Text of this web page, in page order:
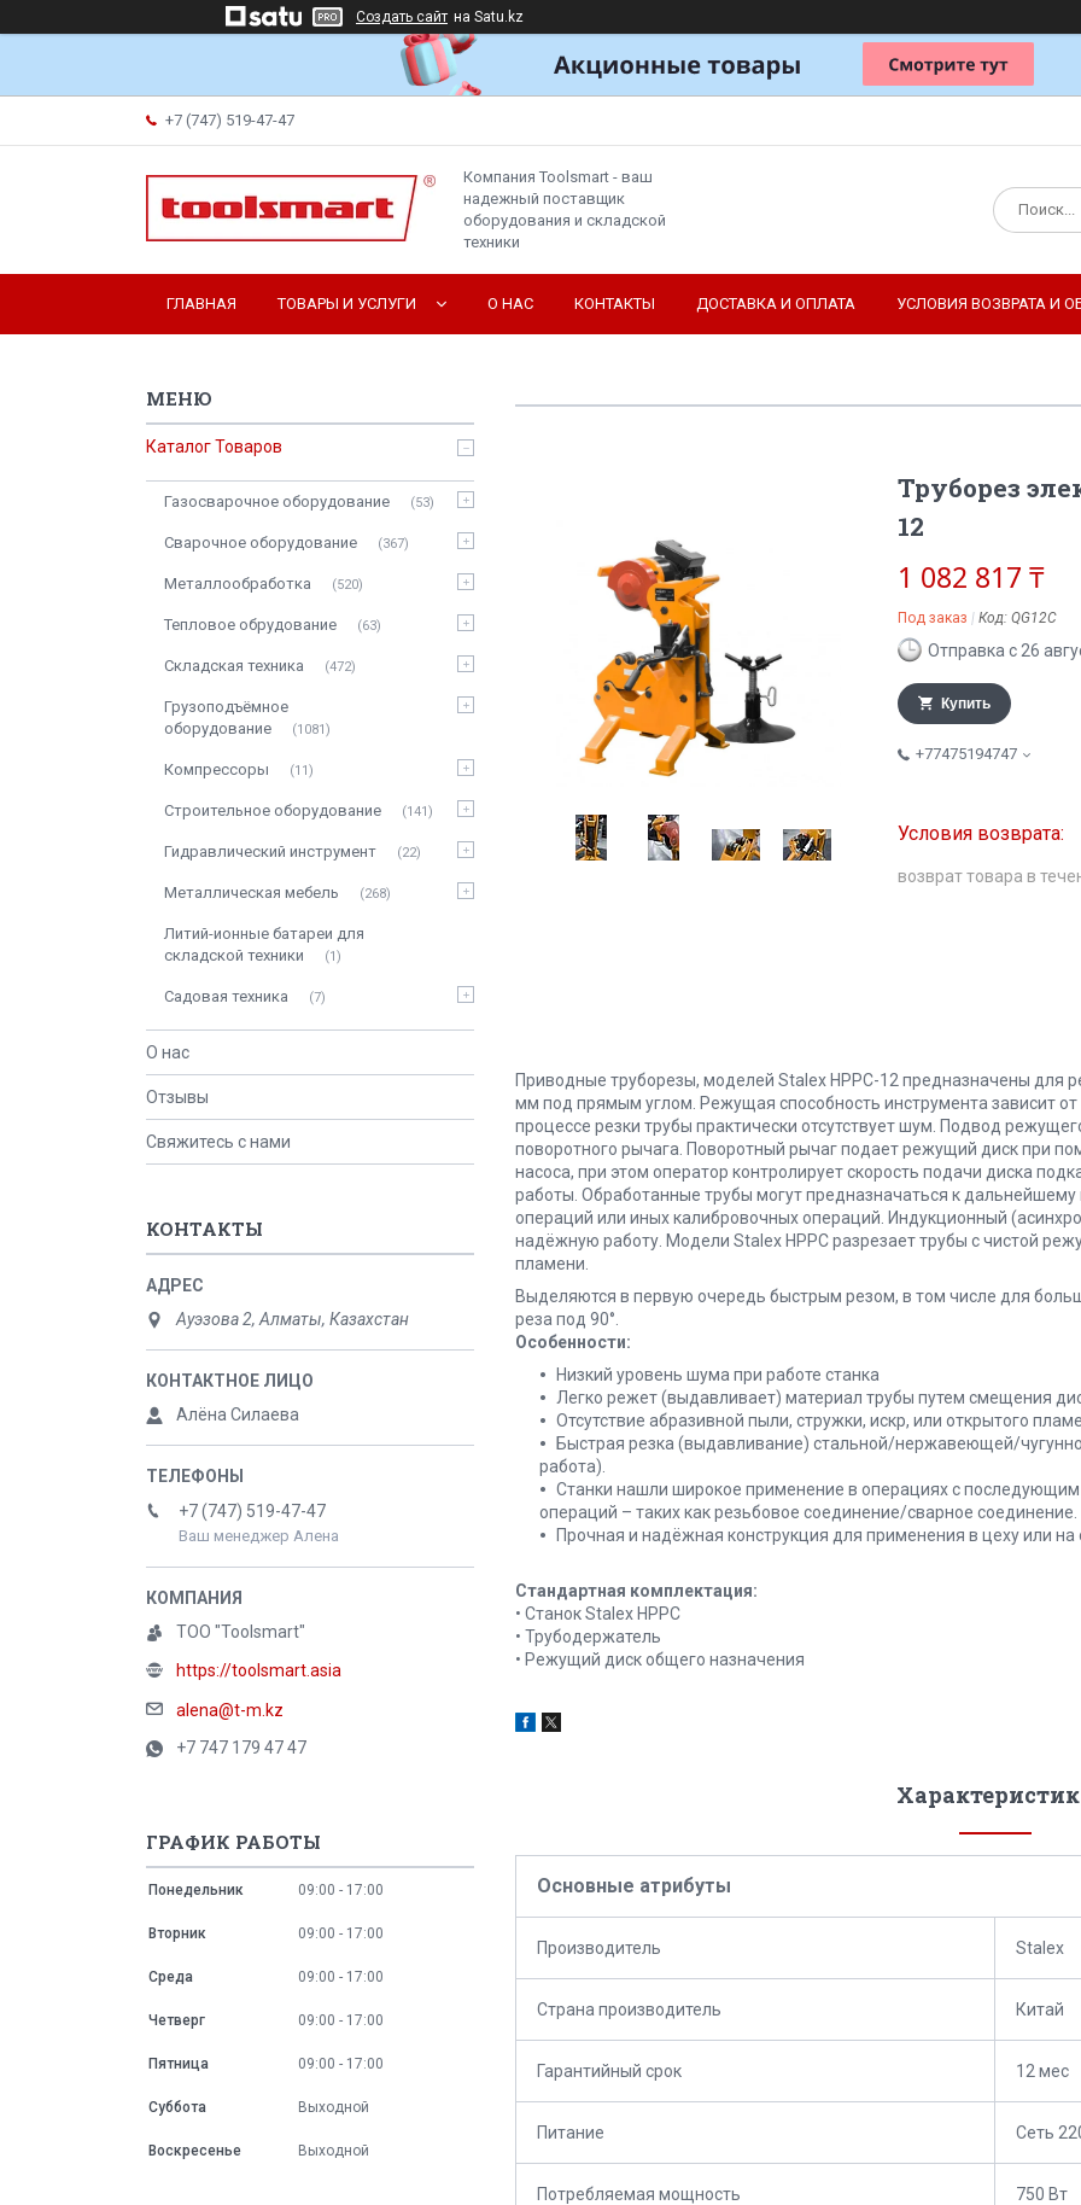
Создать сайт на Satu.kz
+7 (747) 519-47-47
Компания Toolsmart - ваш
надежный поставщик
оборудования и складской
техники
ГЛАВНАЯ ТОВАРЫ И УСЛУГИ О НАС КОНТАКТЫ ДОСТАВКА И ОПЛАТА УСЛОВИЯ ВОЗВРАТА И
Труборез
12
1 082 817 ₸
Под заказ Код: QG12C
Отправка с 26
Купить
+77475194747
возврат товара в
Приводные труборезы, моделей Stalex HPPC-12 предназначены для
мм под прямым углом. Режущая способность инструмента зависит
процессе резки трубы практически отсутствует шум. Подвод
поворотного рычага. Поворотный рычаг подает режущий диск при
насоса, при этом оператор контролирует скорость подачи диска
работы. Обработанные трубы могут предназначаться к
операций или иных калибровочных операций. Индукционный
надёжную работу. Модели Stalex HPPC разрезает трубы с чистой
пламени.
Выделяются в первую очередь быстрым резом, в том числе для
реза под 90°.
Особенности:
Низкий уровень шума при работе станка
Легко режет (выдавливает) материал трубы путем смещения
Отсутствие абразивной пыли, стружки, искр, или открытого
Быстрая резка (выдавливание) стальной/нержавеющей/
работа).
Станки нашли широкое применение в операциях с
операций – таких как резьбовое соединение/сварное соединение.
Прочная и надёжная конструкция для применения в цеху или на
Стандартная комплектация:
• Станок Stalex HPPC
• Трубодержатель
• Режущий диск общего назначения
Основные атрибуты
Производитель Stalex
Страна производитель Китай
Гарантийный срок 12 мес
Питание Сеть
Потребляемая мощность 750 Вт
Каталог Товаров
Газосварочное оборудование 53
Сварочное оборудование 367
Металлообработка 520
Тепловое обрудование 63
Складская техника 472
Грузоподъёмное
оборудование
1081
Компрессоры 11
Строительное оборудование 141
Гидравлический инструмент 22
Металлическая мебель 268
Литий-ионные батареи для
складской техники
1
Садовая техника 7
О нас
Отзывы
Свяжитесь с нами
КОНТАКТЫ
Ауэзова 2, Алматы, Казахстан
Алёна Силаева
+7 (747) 519-47-47
Ваш менеджер Алена
ТОО "Toolsmart"
https://toolsmart.asia
alena@t-m.kz
+7 747 179 47 47
ГРАФИК РАБОТЫ
Понедельник 09:00 17:00
Вторник 09:00 17:00
Среда 09:00 17:00
Четверг 09:00 17:00
Пятница 09:00 17:00
Суббота Выходной
Воскресенье Выходной